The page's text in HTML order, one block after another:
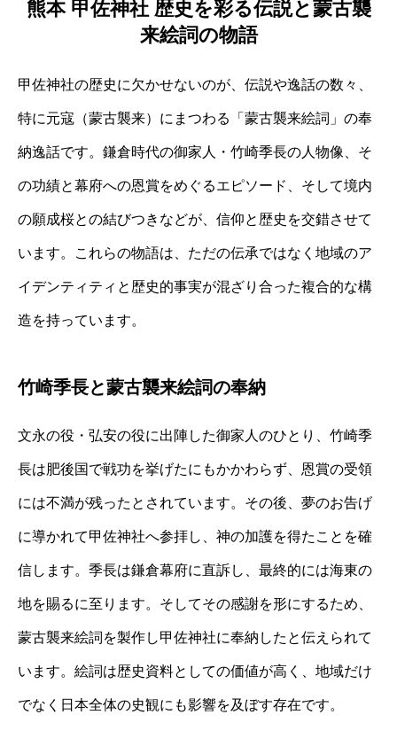
熊本 甲佐神社 歴史を彩る伝説と蒙古襲
来絵詞の物語
甲佐神社の歴史に欠かせないのが、伝説や逸話の数々、
特に元寇（蒙古襲来）にまつわる「蒙古襲来絵詞」の奉
納逸話です。鎌倉時代の御家人・竹崎季長の人物像、そ
の功績と幕府への恩賞をめぐるエピソード、そして境内
の願成桜との結びつきなどが、信仰と歴史を交錯させて
います。これらの物語は、ただの伝承ではなく地域のア
イデンティティと歴史的事実が混ざり合った複合的な構
造を持っています。
竹崎季長と蒙古襲来絵詞の奉納
文永の役・弘安の役に出陣した御家人のひとり、竹崎季
長は肥後国で戦功を挙げたにもかかわらず、恩賞の受領
には不満が残ったとされています。その後、夢のお告げ
に導かれて甲佐神社へ参拝し、神の加護を得たことを確
信します。季長は鎌倉幕府に直訴し、最終的には海東の
地を賜るに至ります。そしてその感謝を形にするため、
蒙古襲来絵詞を製作し甲佐神社に奉納したと伝えられて
います。絵詞は歴史資料としての価値が高く、地域だけ
でなく日本全体の史観にも影響を及ぼす存在です。